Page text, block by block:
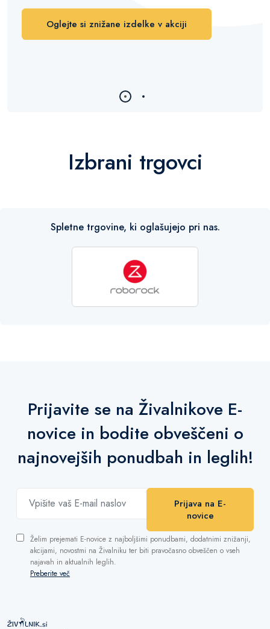
Oglejte si znižane izdelke v akciji
Izbrani trgovci
Spletne trgovine, ki oglašujejo pri nas.
Prijavite se na Živalnikove E-
novice in bodite obveščeni o
najnovejših ponudbah in leglih!
Prijava na E-
novice
Želim prejemati E-novice z najboljšimi ponudbami, dodatnimi znižanji,
akcijami, novostmi na Živalniku ter biti pravočasno obveščen o vseh
najavah in aktualnih leglih.
Preberite več